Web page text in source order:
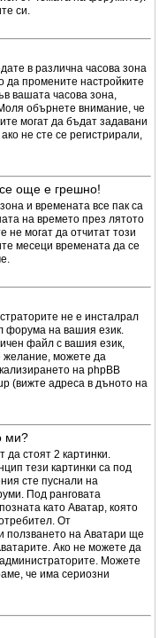
си.
в различна часова зона
да промените настройките
вашата часова зона,
обърнете внимание, че
могат да бъдат задавани
не сте се регистрирали,
още е грешно!
и времената все пак са
на времето през лятото
не могат да отчитат този
месеци времената да се
не е инсталрал
форума на вашия език.
файл с вашия език,
желание, можете да
на phpBB
(вижте адреса в дъното на
ми?
да стоят 2 картинки.
тези картинки са под
сте пуснали на
Под ранговата
като Аватар, която
От
ползването на Аватари ще
Ако не можете да
Можете
че има сериозни